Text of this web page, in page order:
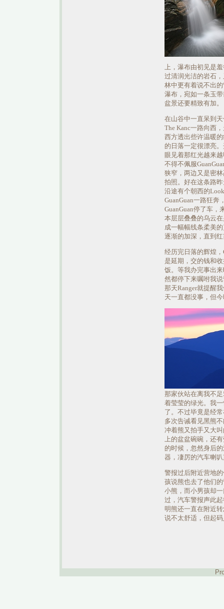
上，瀑布由初见是
过清润光洁的岩石
林中更有着说不出
瀑布，宛如一条玉
盆景还要精致有加。
在山谷中一直呆到
The Kanc一路向西
西方透出些许温暖
的日落一定很漂亮
眼见着那红光越来
不得不佩服
狭窄，两边又是密
拍照。好在这条路
沿途有个朝西的
GuanGuan一路狂奔
GuanGuan停了车
本层层叠叠的乌云
成一幅幅线条柔美
逐渐的加深，直到
经历完日落的辉煌
是延期，交的钱和
饭。等我办完事出
然都停下来嘱咐我
那天Ranger就提醒
天一直都没事，但
那家伙站在离我不
着莹莹的绿光。我
了。不过毕竟是经
多次告诫看见黑熊
冲着熊又拍手又大
上的盆盆碗碗，还
的时候，忽然身后
器，凄厉的汽车喇
警报过后附近营地
孩说熊也去了他们
小熊，而小男孩却
过，汽车警报声此
明熊还一直在附近
说不太舒适，但起